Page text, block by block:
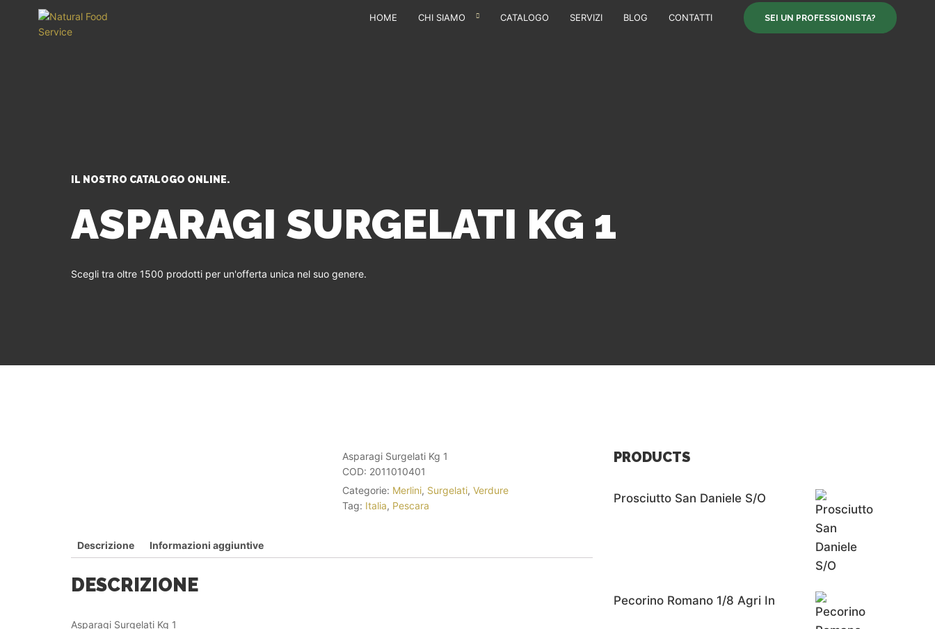
HOME CHI SIAMO CATALOGO SERVIZI BLOG CONTATTI SEI UN PROFESSIONISTA?
IL NOSTRO CATALOGO ONLINE.
ASPARAGI SURGELATI KG 1
Scegli tra oltre 1500 prodotti per un'offerta unica nel suo genere.
Asparagi Surgelati Kg 1
COD: 2011010401
Categorie: Merlini, Surgelati, Verdure
Tag: Italia, Pescara
Descrizione Informazioni aggiuntive
DESCRIZIONE
Asparagi Surgelati Kg 1
PRODUCTS
Prosciutto San Daniele S/o
Pecorino Romano 1/8 Agri In